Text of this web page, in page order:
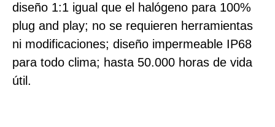
diseño 1:1 igual que el halógeno para 100%
plug and play; no se requieren herramientas
ni modificaciones; diseño impermeable IP68
para todo clima; hasta 50.000 horas de vida
útil.